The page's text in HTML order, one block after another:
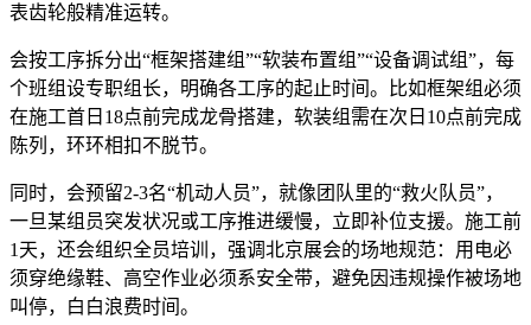
表齿轮般精准运转。
会按工序拆分出“框架搭建组”“软装布置组”“设备调试组”，每
个班组设专职组长，明确各工序的起止时间。比如框架组必须
在施工首日18点前完成龙骨搭建，软装组需在次日10点前完成
陈列，环环相扣不脱节。
同时，会预留2-3名“机动人员”，就像团队里的“救火队员”，
一旦某组员突发状况或工序推进缓慢，立即补位支援。施工前
1天，还会组织全员培训，强调北京展会的场地规范：用电必
须穿绝缘鞋、高空作业必须系安全带，避免因违规操作被场地
叫停，白白浪费时间。